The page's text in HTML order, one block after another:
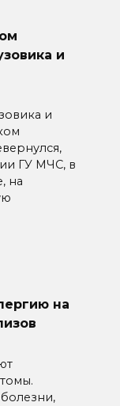
и
и
ГУ МЧС, в
на
на